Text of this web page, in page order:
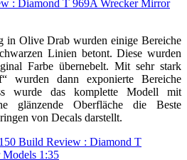
in Olive Drab wurden einige Bereiche
Linien betont. Diese wurden
Farbe übernebelt. Mit sehr stark
wurden dann exponierte Bereiche
wurde das komplette Modell mit
glänzende Oberfläche die Beste
von Decals darstellt.